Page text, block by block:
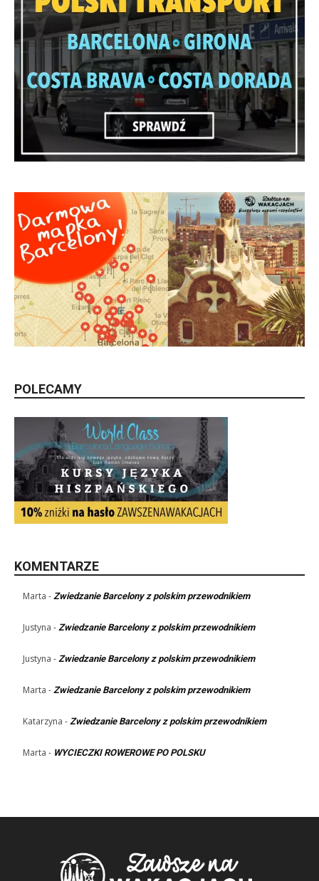
POLECAMY
KOMENTARZE
Marta - Zwiedzanie Barcelony z polskim przewodnikiem
Justyna - Zwiedzanie Barcelony z polskim przewodnikiem
Justyna - Zwiedzanie Barcelony z polskim przewodnikiem
Marta - Zwiedzanie Barcelony z polskim przewodnikiem
Katarzyna - Zwiedzanie Barcelony z polskim przewodnikiem
Marta - WYCIECZKI ROWEROWE PO POLSKU